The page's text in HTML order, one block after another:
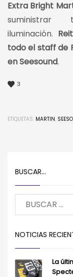
Extra Bright
iluminación.
todo el staff de
en Seesound.
3
ETIQUETAS: MARTIN,
BUSCAR…
NOTICIAS
La